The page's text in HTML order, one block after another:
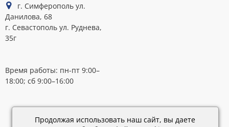
г. Симферополь ул.
Данилова, 68
г. Севастополь ул. Руднева,
35г
Время работы: пн-пт 9:00–
18:00; сб 9:00–16:00
Каталог
28.02.2019
Продолжая использовать наш сайт, вы даете